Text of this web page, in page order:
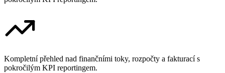
Kompletní přehled nad finančními toky, rozpočty a fakturací s
pokročilým KPI reportingem.